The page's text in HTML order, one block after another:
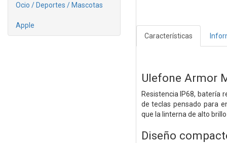
Ocio / Deportes / Mascotas
Apple
Características
Ulefone Armor
Resistencia IP68, batería
de teclas pensado para
que la linterna de alto
Diseño